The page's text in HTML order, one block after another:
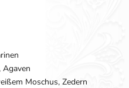
Agaven
Moschus, Zedern